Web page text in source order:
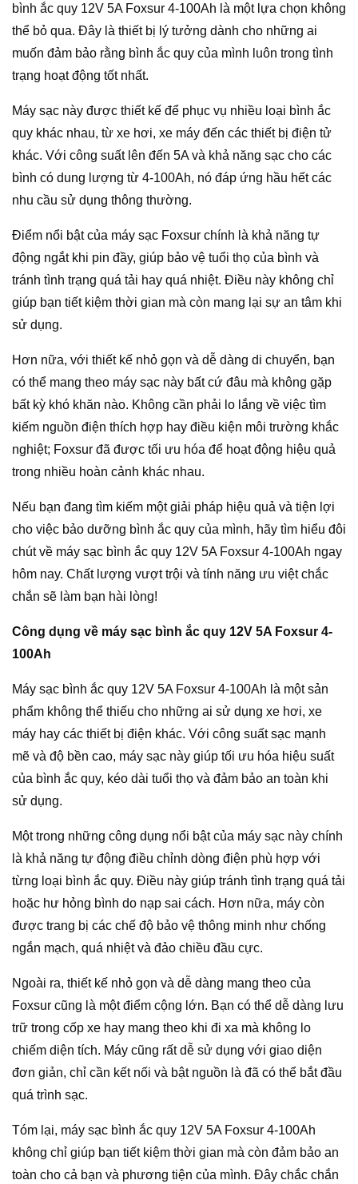
bình ắc quy 12V 5A Foxsur 4-100Ah là một lựa chọn không
thể bỏ qua. Đây là thiết bị lý tưởng dành cho những ai
muốn đảm bảo rằng bình ắc quy của mình luôn trong tình
trạng hoạt động tốt nhất.
Máy sạc này được thiết kế để phục vụ nhiều loại bình ắc
quy khác nhau, từ xe hơi, xe máy đến các thiết bị điện tử
khác. Với công suất lên đến 5A và khả năng sạc cho các
bình có dung lượng từ 4-100Ah, nó đáp ứng hầu hết các
nhu cầu sử dụng thông thường.
Điểm nổi bật của máy sạc Foxsur chính là khả năng tự
động ngắt khi pin đầy, giúp bảo vệ tuổi thọ của bình và
tránh tình trạng quá tải hay quá nhiệt. Điều này không chỉ
giúp bạn tiết kiệm thời gian mà còn mang lại sự an tâm khi
sử dụng.
Hơn nữa, với thiết kế nhỏ gọn và dễ dàng di chuyển, bạn
có thể mang theo máy sạc này bất cứ đâu mà không gặp
bất kỳ khó khăn nào. Không cần phải lo lắng về việc tìm
kiếm nguồn điện thích hợp hay điều kiện môi trường khắc
nghiệt; Foxsur đã được tối ưu hóa để hoạt động hiệu quả
trong nhiều hoàn cảnh khác nhau.
Nếu bạn đang tìm kiếm một giải pháp hiệu quả và tiện lợi
cho việc bảo dưỡng bình ắc quy của mình, hãy tìm hiểu đôi
chút về máy sạc bình ắc quy 12V 5A Foxsur 4-100Ah ngay
hôm nay. Chất lượng vượt trội và tính năng ưu việt chắc
chắn sẽ làm bạn hài lòng!
Công dụng về máy sạc bình ắc quy 12V 5A Foxsur 4-
100Ah
Máy sạc bình ắc quy 12V 5A Foxsur 4-100Ah là một sản
phẩm không thể thiếu cho những ai sử dụng xe hơi, xe
máy hay các thiết bị điện khác. Với công suất sạc mạnh
mẽ và độ bền cao, máy sạc này giúp tối ưu hóa hiệu suất
của bình ắc quy, kéo dài tuổi thọ và đảm bảo an toàn khi
sử dụng.
Một trong những công dụng nổi bật của máy sạc này chính
là khả năng tự động điều chỉnh dòng điện phù hợp với
từng loại bình ắc quy. Điều này giúp tránh tình trạng quá tải
hoặc hư hỏng bình do nạp sai cách. Hơn nữa, máy còn
được trang bị các chế độ bảo vệ thông minh như chống
ngắn mạch, quá nhiệt và đảo chiều đầu cực.
Ngoài ra, thiết kế nhỏ gọn và dễ dàng mang theo của
Foxsur cũng là một điểm cộng lớn. Bạn có thể dễ dàng lưu
trữ trong cốp xe hay mang theo khi đi xa mà không lo
chiếm diện tích. Máy cũng rất dễ sử dụng với giao diện
đơn giản, chỉ cần kết nối và bật nguồn là đã có thể bắt đầu
quá trình sạc.
Tóm lại, máy sạc bình ắc quy 12V 5A Foxsur 4-100Ah
không chỉ giúp bạn tiết kiệm thời gian mà còn đảm bảo an
toàn cho cả bạn và phương tiện của mình. Đây chắc chắn